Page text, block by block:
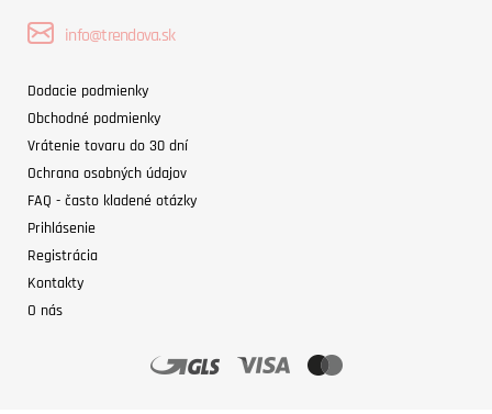
info@trendova.sk
Dodacie podmienky
Obchodné podmienky
Vrátenie tovaru do 30 dní
Ochrana osobných údajov
FAQ - často kladené otázky
Prihlásenie
Registrácia
Kontakty
O nás